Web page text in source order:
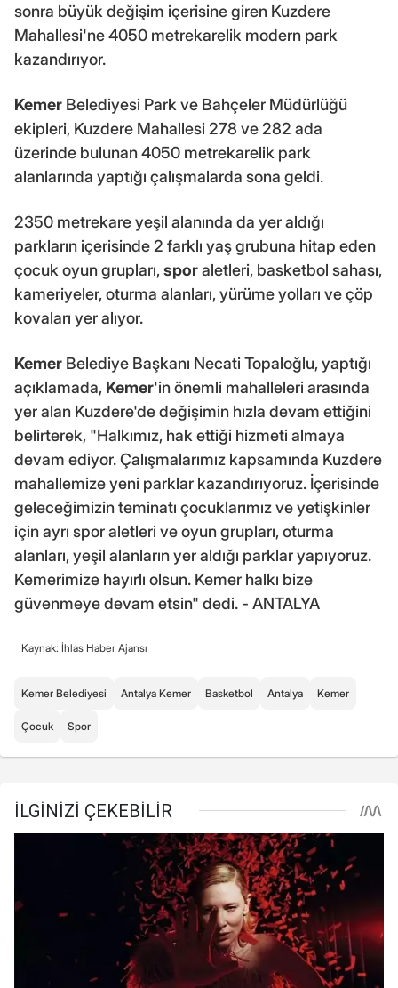
sonra büyük değişim içerisine giren Kuzdere
Mahallesi'ne 4050 metrekarelik modern park
kazandırıyor.
Kemer Belediyesi Park ve Bahçeler Müdürlüğü
ekipleri, Kuzdere Mahallesi 278 ve 282 ada
üzerinde bulunan 4050 metrekarelik park
alanlarında yaptığı çalışmalarda sona geldi.
2350 metrekare yeşil alanında da yer aldığı
parkların içerisinde 2 farklı yaş grubuna hitap eden
çocuk oyun grupları,sporaletleri, basketbol sahası,
kameriyeler, oturma alanları, yürüme yolları ve çöp
kovaları yer alıyor.
Kemer Belediye Başkanı Necati Topaloğlu, yaptığı
açıklamada, Kemer'in önemli mahalleleri arasında
yer alan Kuzdere'de değişimin hızla devam ettiğini
belirterek, "Halkımız, hak ettiği hizmeti almaya
devam ediyor. Çalışmalarımız kapsamında Kuzdere
mahallemize yeni parklar kazandırıyoruz. İçerisinde
geleceğimizin teminatı çocuklarımız ve yetişkinler
için ayrı spor aletleri ve oyun grupları, oturma
alanları, yeşil alanların yer aldığı parklar yapıyoruz.
Kemerimize hayırlı olsun. Kemer halkı bize
güvenmeye devam etsin" dedi. - ANTALYA
Kaynak: İhlas Haber Ajansı
Kemer Belediyesi Antalya Kemer Basketbol Antalya Kemer
Çocuk Spor